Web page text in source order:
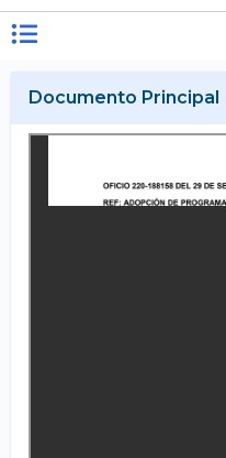
Documento Principal